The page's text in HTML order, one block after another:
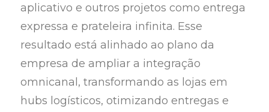
aplicativo e outros projetos como entrega
expressa e prateleira infinita. Esse
resultado está alinhado ao plano da
empresa de ampliar a integração
omnicanal, transformando as lojas em
hubs logísticos, otimizando entregas e